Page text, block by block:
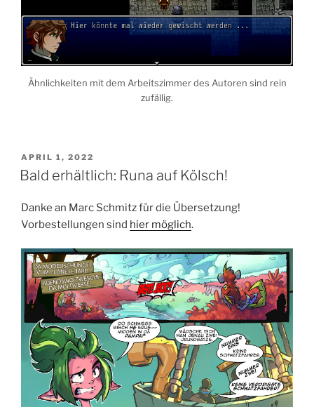
Ähnlichkeiten mit dem Arbeitszimmer des Autoren sind rein
zufällig.
VERÖFFENTLICHT
AM
APRIL 1, 2022
Bald erhältlich: Runa auf Kölsch!
Danke an Marc Schmitz für die Übersetzung!
Vorbestellungen sind hier möglich.